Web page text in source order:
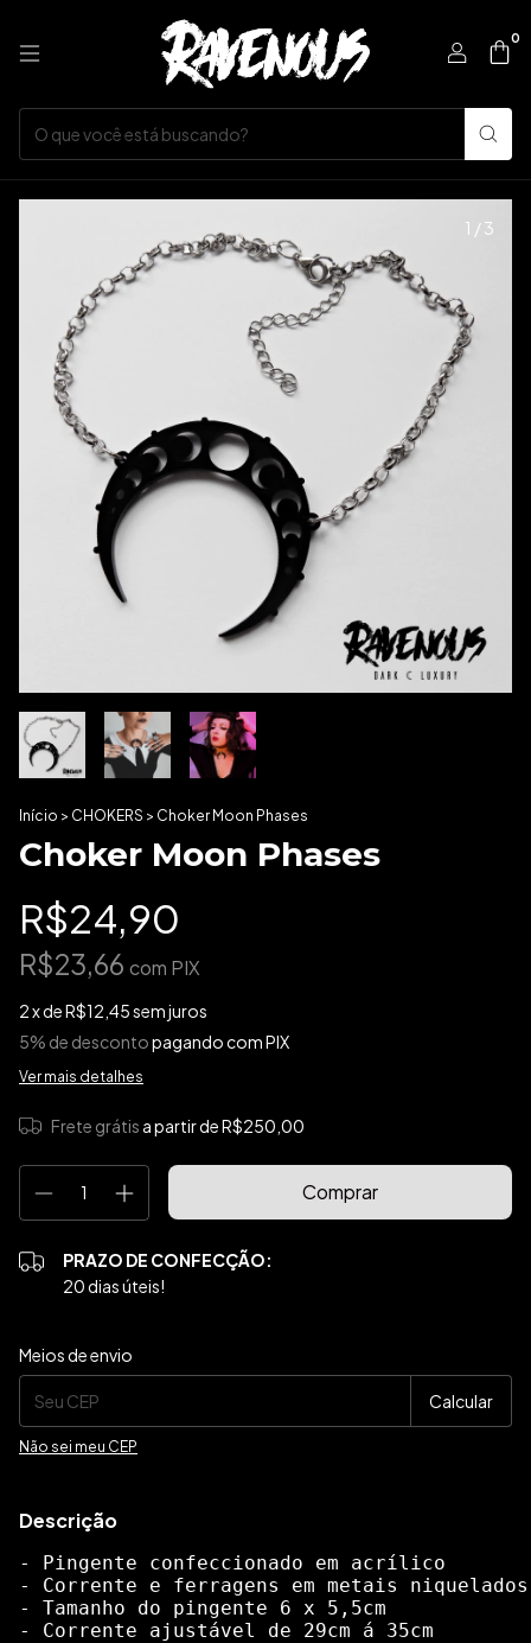
0
1 /3
Início > CHOKERS > Choker Moon Phases
Choker Moon Phases
R$24,90
R$23,66 com PIX
2x deR$12,45sem juros
5% de descontopagando com PIX
Ver mais detalhes
Frete grátis a partir deR$250,00
PRAZO DE CONFECÇÃO:
20 dias úteis!
Entregas para o CEP:
Meios de envio
Calcular
Não sei meu CEP
Descrição
- Pingente confeccionado em acrílico
- Corrente e ferragens em metais niquelados
- Tamanho do pingente 6 x 5,5cm
- Corrente ajustável de 29cm á 35cm